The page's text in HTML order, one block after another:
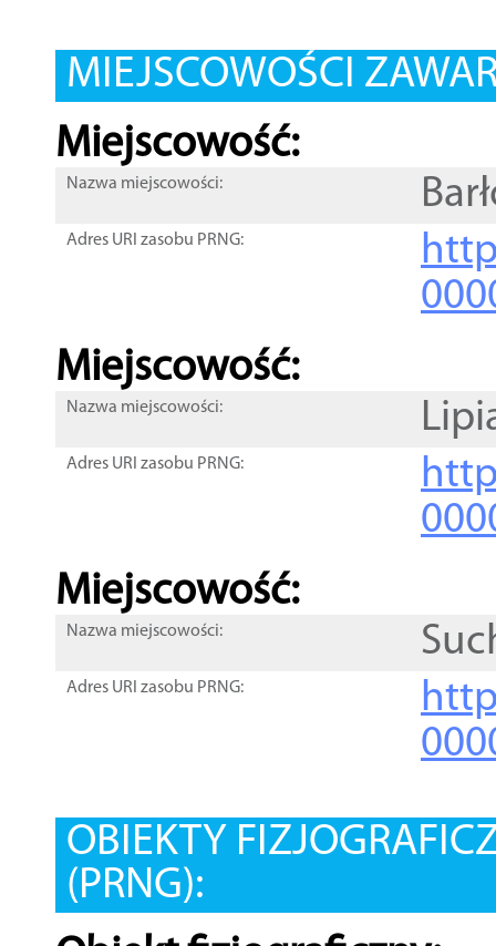
MIEJSCOWOŚCI
Miejscowość:
Nazwa miejscowości:
Adres URI zasobu PRNG:
Miejscowość:
Nazwa miejscowości:
Adres URI zasobu PRNG:
Miejscowość:
Nazwa miejscowości:
Adres URI zasobu PRNG:
OBIEKTY
(PRNG):